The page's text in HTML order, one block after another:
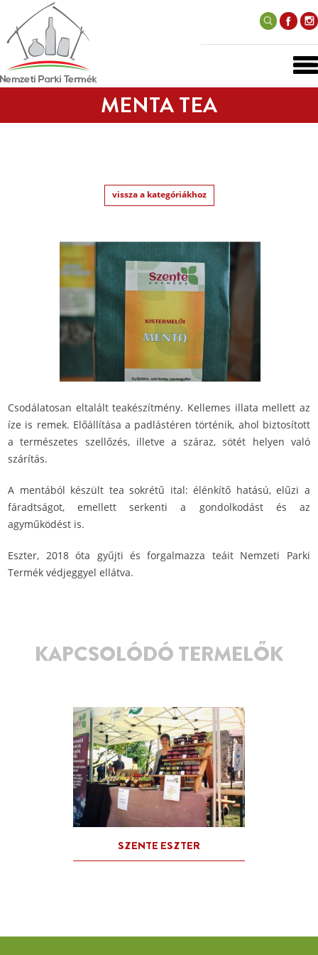
MENTA TEA
vissza a kategóriákhoz
Csodálatosan eltalált teakészítmény. Kellemes illata mellett az
íze is remek. Előállítása a padlástéren történik, ahol biztosított
a természetes szellőzés, illetve a száraz, sötét helyen való
szárítás.
A mentából készült tea sokrétű ital: élénkítő hatású, elűzi a
fáradtságot, emellett serkenti a gondolkodást és az
agyműködést is.
Eszter, 2018 óta gyűjti és forgalmazza teáit Nemzeti Parki
Termék védjeggyel ellátva.
KAPCSOLÓDÓ TERMELŐK